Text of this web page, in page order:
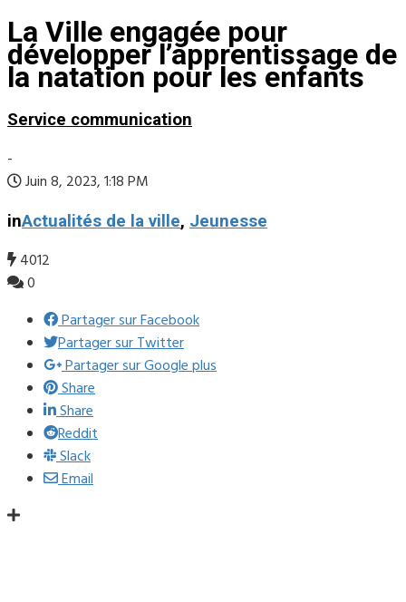
La Ville engagée pour
développer l’apprentissage de
la natation pour les enfants
Service communication
-
Juin 8, 2023, 1:18 PM
inActualités de la ville, Jeunesse
4012
0
Partager sur Facebook
Partager sur Twitter
Partager sur Google plus
Share
Share
Reddit
Slack
Email